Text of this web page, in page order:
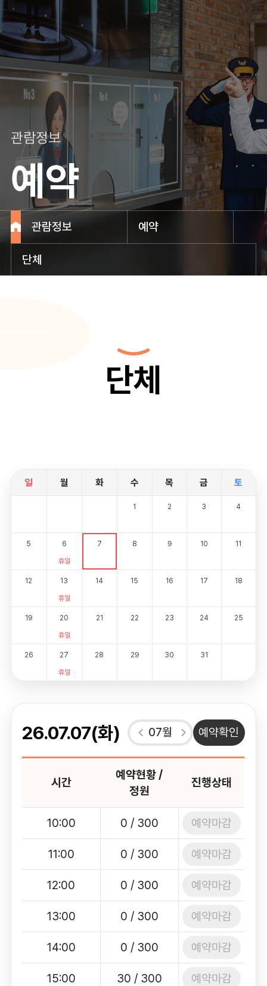
관람정보
예약
관람정보 예약
단체
단체
일 월 화 수 목 금 토
1 2 3 4
5
6
휴일
7 8 9 10 11
12
13
휴일
14 15 16 17 18
19
20
휴일
21 22 23 24 25
26
27
휴일
28 29 30 31
26.07.07(화) 07월 예약확인
시간
예약현황 /
정원
진행상태
10:00 0 / 300 예약마감
11:00 0 / 300 예약마감
12:00 0 / 300 예약마감
13:00 0 / 300 예약마감
14:00 0 / 300 예약마감
15:00 30 / 300 예약마감